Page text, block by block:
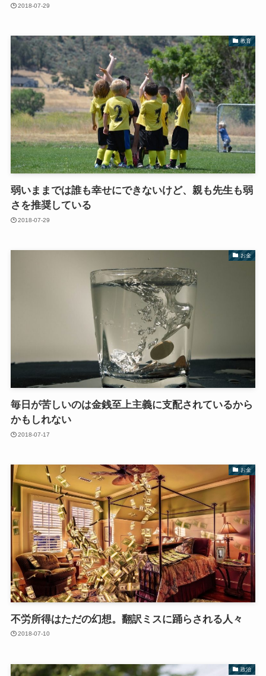
2018-07-29
教育
弱いままでは誰も幸せにできないけど、親も先生も弱
さを推奨している
2018-07-29
お金
毎日が苦しいのは金銭至上主義に支配されているから
かもしれない
2018-07-17
お金
不労所得はただの幻想。翻訳ミスに踊らされる人々
2018-07-10
政治